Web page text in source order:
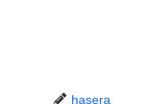
hasera